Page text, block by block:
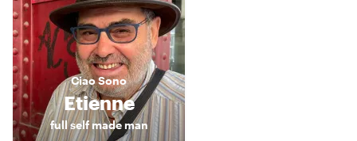
CiaoSono
Etienne
full self made man